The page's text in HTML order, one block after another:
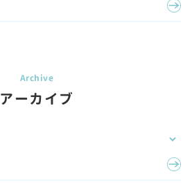
アーカイブ